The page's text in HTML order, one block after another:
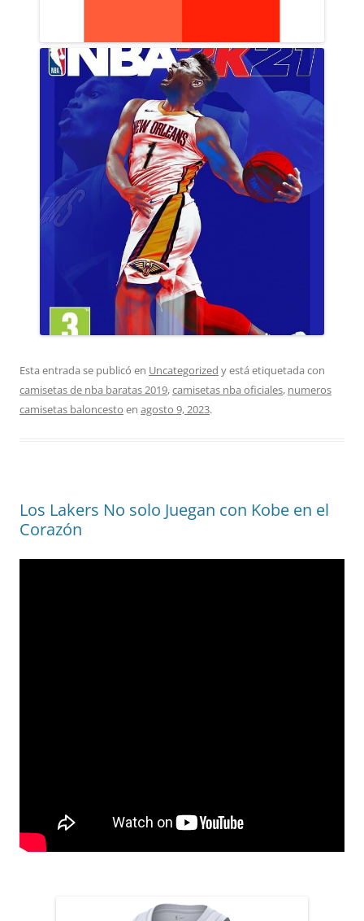
Esta entrada se publicó en Uncategorized y está etiquetada con
camisetas de nba baratas 2019,camisetas nba oficiales, numeros
camisetas baloncesto en agosto 9, 2023.
Los Lakers No solo Juegan con Kobe en el
Corazón